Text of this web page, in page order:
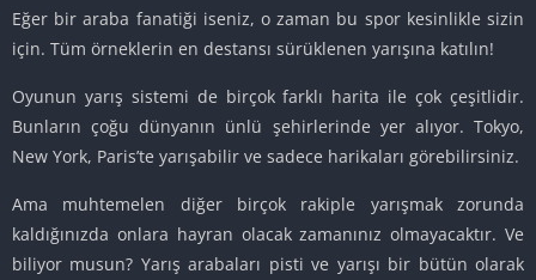
Eğer bir araba fanatiği iseniz, o zaman bu spor kesinlikle sizin
için. Tüm örneklerin en destansı sürüklenen yarışına katılın!
Oyunun yarış sistemi de birçok farklı harita ile çok çeşitlidir.
Bunların çoğu dünyanın ünlü şehirlerinde yer alıyor. Tokyo,
New York, Paris’te yarışabilir ve sadece harikaları görebilirsiniz.
Ama muhtemelen diğer birçok rakiple yarışmak zorunda
kaldığınızda onlara hayran olacak zamanınız olmayacaktır. Ve
biliyor musun? Yarış arabaları pisti ve yarışı bir bütün olarak